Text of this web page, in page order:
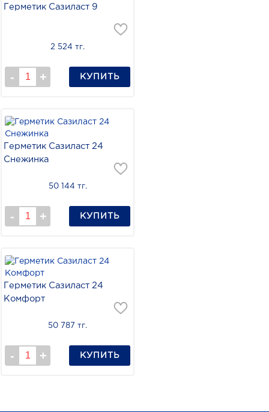
Герметик Сазиласт 9
2 524 тг.
КУПИТЬ
Герметик Сазиласт 24
Снежинка
50 144 тг.
КУПИТЬ
Герметик Сазиласт 24
Комфорт
50 787 тг.
КУПИТЬ